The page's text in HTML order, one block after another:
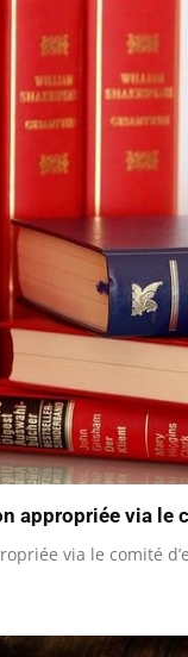
appropriée via le
via le comité